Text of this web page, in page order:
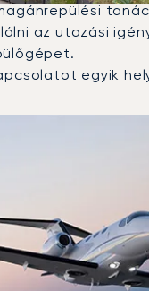
az utazási
egyik